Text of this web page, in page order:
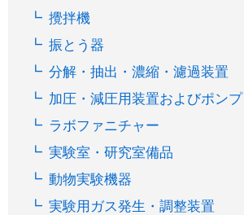
攪拌機
振とう器
分解・抽出・濃縮・濾過装置
加圧・減圧用装置およびポンプ
ラボファニチャー
実験室・研究室備品
動物実験機器
実験用ガス発生・調整装置